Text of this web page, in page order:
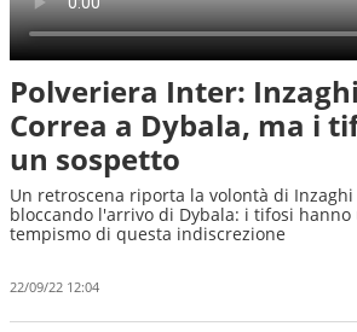
Polveriera Inter:
Correa a Dybala, ma i
un sospetto
Un retroscena riporta la volontà di
bloccando l'arrivo di Dybala: i tifosi hanno
tempismo di questa indiscrezione
22/09/22 12:04